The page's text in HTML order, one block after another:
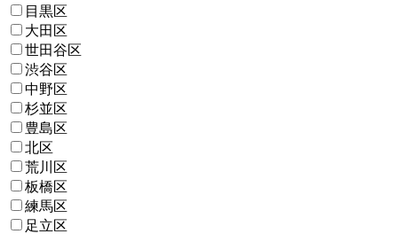
目黒区
大田区
世田谷区
渋谷区
中野区
杉並区
豊島区
北区
荒川区
板橋区
練馬区
足立区